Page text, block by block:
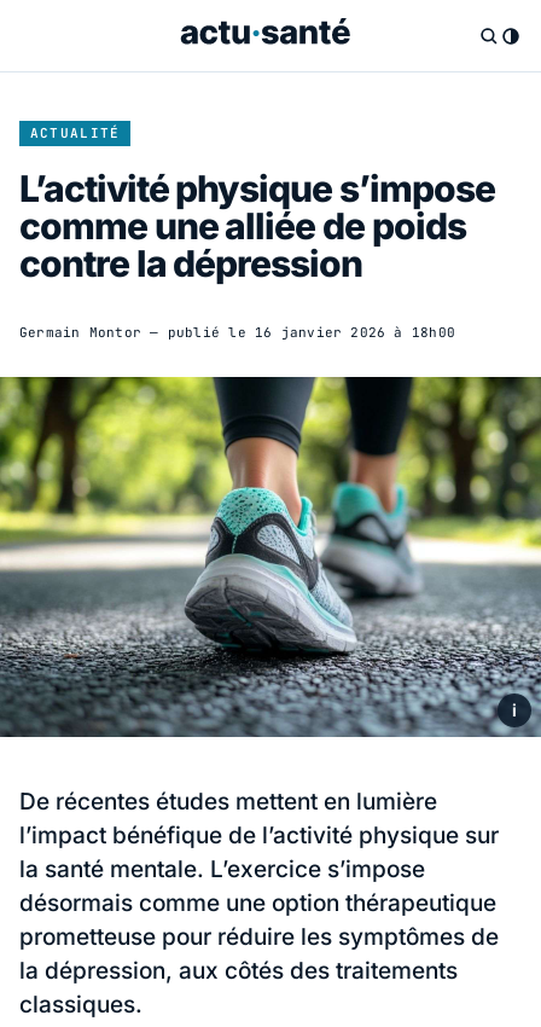
ACTUALITÉ
L’activité physique s’impose
comme une alliée de poids
contre la dépression
Germain Montor — publié le 16 janvier 2026 à 18h00
i
De récentes études mettent en lumière
l’impact bénéfique de l’activité physique sur
la santé mentale. L’exercice s’impose
désormais comme une option thérapeutique
prometteuse pour réduire les symptômes de
la dépression, aux côtés des traitements
classiques.